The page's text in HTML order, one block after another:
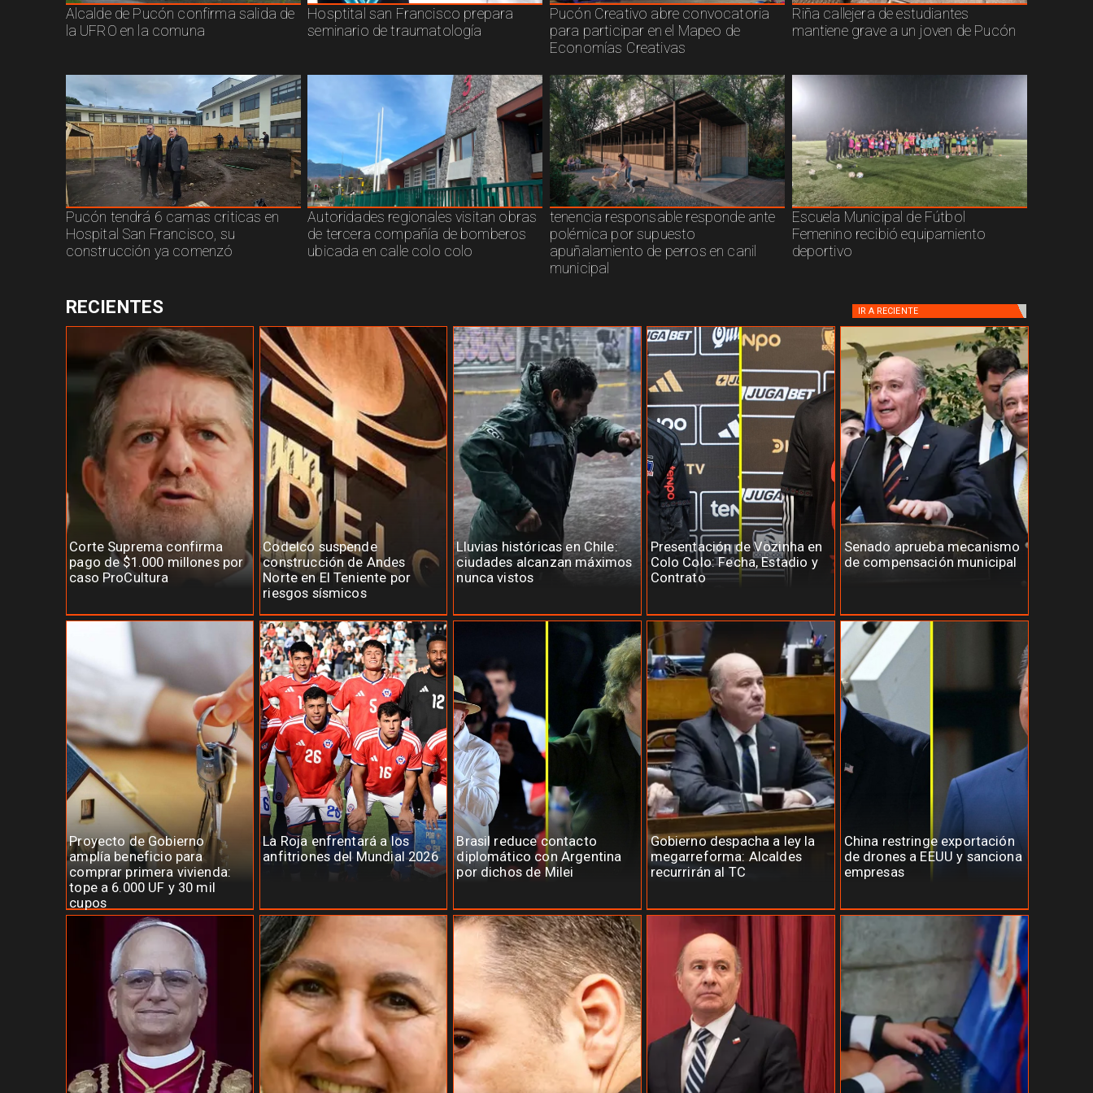
Alcalde de Pucón confirma salida de
la UFRO en la comuna
Hosptital san Francisco prepara
seminario de traumatología
Pucón Creativo abre convocatoria
para participar en el Mapeo de
Economías Creativas
Riña callejera de estudiantes
mantiene grave a un joven de Pucón
Pucón tendrá 6 camas criticas en
Hospital San Francisco, su
construcción ya comenzó
Autoridades regionales visitan obras
de tercera compañía de bomberos
ubicada en calle colo colo
tenencia responsable responde ante
polémica por supuesto
apuñalamiento de perros en canil
municipal
Escuela Municipal de Fútbol
Femenino recibió equipamiento
deportivo
Corte Suprema confirma
pago de $1.000 millones por
caso ProCultura
Codelco suspende
construcción de Andes
Norte en El Teniente por
riesgos sísmicos
Lluvias históricas en Chile:
ciudades alcanzan máximos
nunca vistos
Presentación de Vozinha en
Colo Colo: Fecha, Estadio y
Contrato
Senado aprueba mecanismo
de compensación municipal
Proyecto de Gobierno
amplía beneficio para
comprar primera vivienda:
tope a 6.000 UF y 30 mil
cupos
La Roja enfrentará a los
anfitriones del Mundial 2026
Brasil reduce contacto
diplomático con Argentina
por dichos de Milei
Gobierno despacha a ley la
megarreforma: Alcaldes
recurrirán al TC
China restringe exportación
de drones a EEUU y sanciona
empresas
RECIENTES IR A RECIENTE